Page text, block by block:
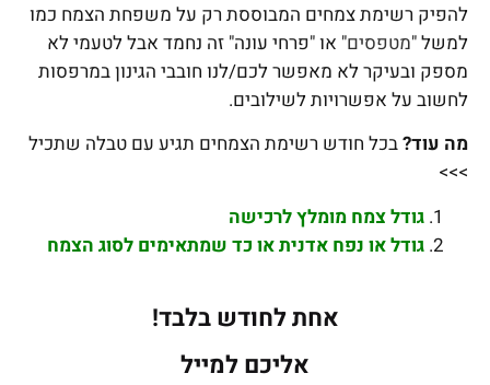
להפיק רשימת צמחים המבוססת רק על משפחת הצמח כמו
למשל "מטפסים" או "פרחי עונה" זה נחמד אבל לטעמי לא
מספק ובעיקר לא מאפשר לכם/לנו חובבי הגינון במרפסות
לחשוב על אפשרויות לשילובים.
מה עוד?בכל חודש רשימת הצמחים תגיע עם טבלה שתכיל
>>>
גודל צמח מומלץ לרכישה
גודל או נפח אדנית או כד שמתאימים לסוג הצמח
אחת לחודש בלבד!
אליכם למייל